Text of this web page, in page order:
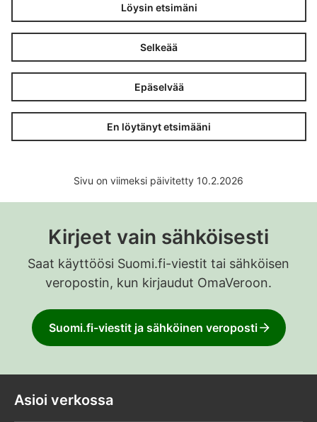
Löysin etsimäni
Selkeää
Epäselvää
En löytänyt etsimääni
Sivu on viimeksi päivitetty 10.2.2026
Kirjeet vain sähköisesti
Saat käyttöösi Suomi.fi-viestit tai sähköisen
veropostin, kun kirjaudut OmaVeroon.
Suomi.fi-viestit ja sähköinen veroposti
Asioi verkossa